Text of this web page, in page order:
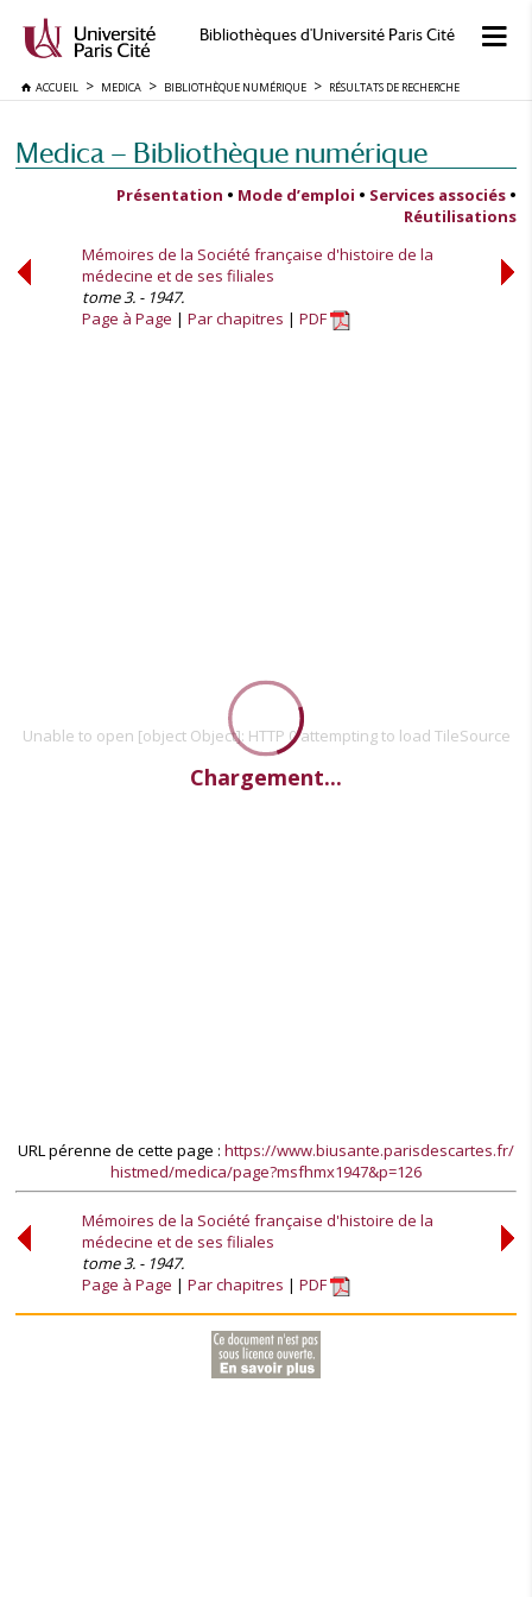
Bibliothèques d'Université Paris Cité
ACCUEIL MEDICA BIBLIOTHÈQUE NUMÉRIQUE RÉSULTATS DE RECHERCHE
Medica — Bibliothèque numérique
Présentation • Mode d’emploi • Services associés •
Réutilisations
Mémoires de la Société française d'histoire de la
médecine et de ses filiales
tome 3. - 1947.
Page à Page
Par chapitres PDF
Unable to open [object Object]: HTTP 0 attempting to load TileSource
Chargement...
URL pérenne de cette page : https://www.biusante.parisdescartes.fr/
histmed/medica/page?msfhmx1947&p=126
Mémoires de la Société française d'histoire de la
médecine et de ses filiales
tome 3. - 1947.
Page à Page
Par chapitres PDF